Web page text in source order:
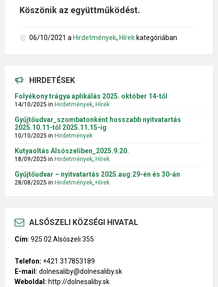
Köszönik az együttműködést.
06/10/2021 a Hirdetmények, Hírek kategóriában
HIRDETÉSEK
Folyékony trágya aplikálás 2025. október 14-től
14/10/2025 in Hirdetmények, Hírek
Gyűjtőudvar_szombatonként hosszabb nyitvatartás
2025.10.11-től 2025.11.15-ig
10/10/2025 in Hirdetmények
Kutyaoltás Alsószeliben_2025.9.20.
18/09/2025 in Hirdetmények, Hírek
Gyűjtőudvar – nyitvatartás 2025.aug.29-én és 30-án
28/08/2025 in Hirdetmények, Hírek
ALSÓSZELI KÖZSÉGI HIVATAL
Cím: 925 02 Alsószeli 355
Telefon: +421 317853189
E-mail: dolnesaliby@dolnesaliby.sk
Weboldal: http://dolnesaliby.sk